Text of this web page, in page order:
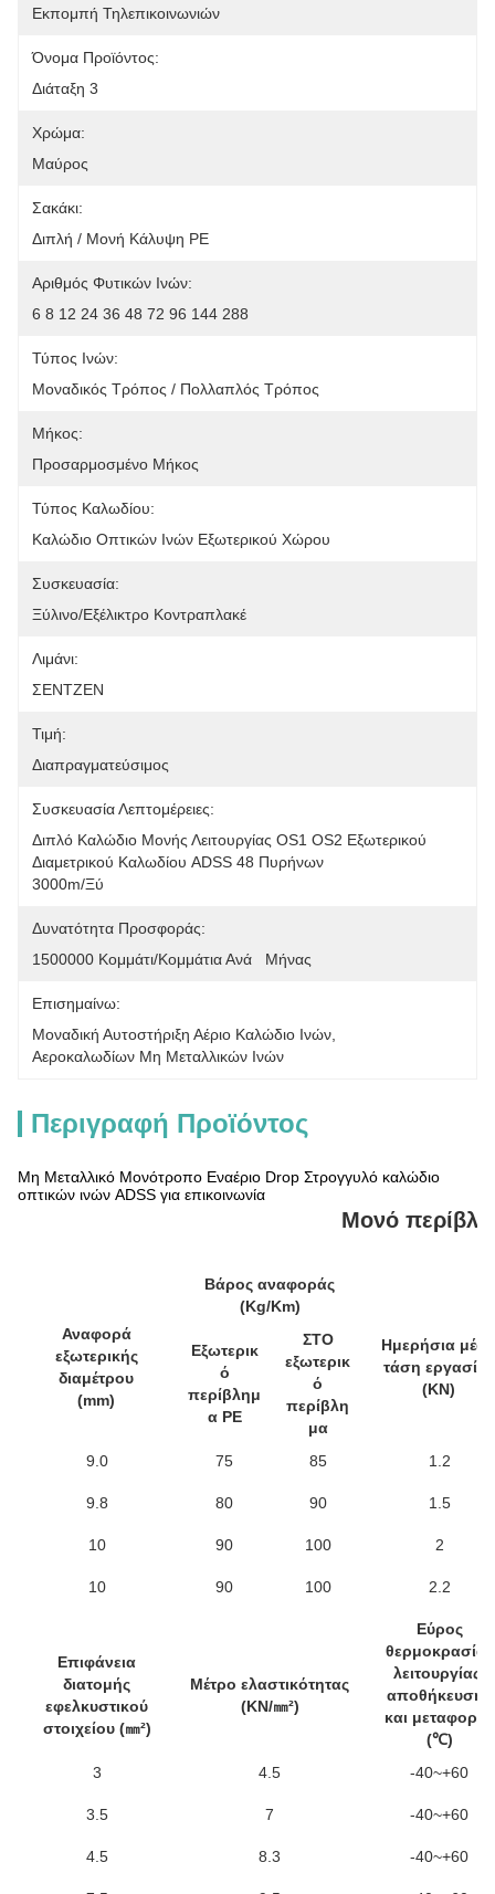
Εκπομπή Τηλεπικοινωνιών
Όνομα Προϊόντος:
Διάταξη 3
Χρώμα:
Μαύρος
Σακάκι:
Διπλή / Μονή Κάλυψη PE
Αριθμός Φυτικών Ινών:
6 8 12 24 36 48 72 96 144 288
Τύπος Ινών:
Μοναδικός Τρόπος / Πολλαπλός Τρόπος
Μήκος:
Προσαρμοσμένο Μήκος
Τύπος Καλωδίου:
Καλώδιο Οπτικών Ινών Εξωτερικού Χώρου
Συσκευασία:
Ξύλινο/εξέλικτρο Κοντραπλακέ
Λιμάνι:
ΣΕΝΤΖΕΝ
Τιμή:
Διαπραγματεύσιμος
Συσκευασία Λεπτομέρειες:
Διπλό Καλώδιο Μονής Λειτουργίας OS1 OS2 Εξωτερικού
Διαμετρικού Καλωδίου ADSS 48 Πυρήνων
3000m/ξύ
Δυνατότητα Προσφοράς:
1500000 Κομμάτι/κομμάτια Ανά   Μήνας
Επισημαίνω:
Μοναδική Αυτοστήριξη Αέριο Καλώδιο Ινών
Αεροκαλωδίων Μη Μεταλλικών Ινών
Περιγραφή Προϊόντος
Μη Μεταλλικό Μονότροπο Εναέριο Drop Στρογγυλό καλώδιο
οπτικών ινών ADSS για επικοινωνία
Μονό
Αναφορά
εξωτερικής
διαμέτρου
(mm)
Βάρος αναφοράς
(Kg/Km)
Ημερήσια
τάση εργασίας
(KN)
Εξωτερικ
ό
περίβλημ
α PE
ΣΤΟ
εξωτερικ
ό
περίβλη
μα
9.0
75 85 1.2
9.8 80 90 1.5
10 90 100 2
10 90 100 2.2
Επιφάνεια
διατομής
εφελκυστικού
στοιχείου (㎜²)
Μέτρο ελαστικότητας
(KN/㎜²)
Εύρος
θερμοκρασίας
λειτουργίας,
αποθήκευσης
και μεταφοράς
(℃)
3
4.5 -40~+60
3.5 7 -40~+60
4.5 8.3 -40~+60